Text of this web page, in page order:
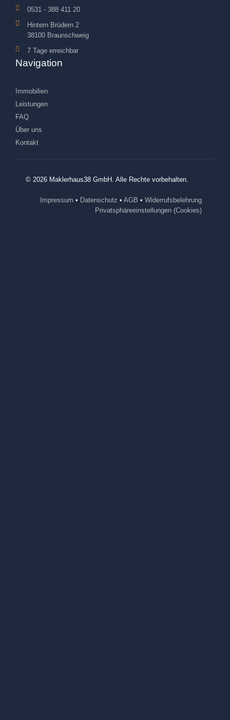
0531 - 388 411 20
Hintern Brüdern 2
38100 Braunschweig
7 Tage erreichbar
Navigation
Immobilien
Leistungen
FAQ
Über uns
Kontakt
© 2026 Maklerhaus38 GmbH. Alle Rechte vorbehalten.
Impressum • Datenschutz • AGB • Widerrufsbelehrung
Privatsphäreeinstellungen (Cookies)